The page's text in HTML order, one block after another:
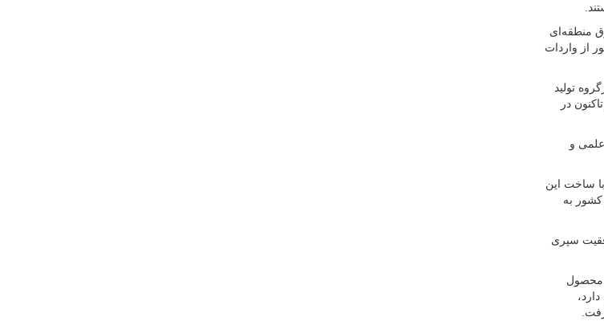
منطقه‌ای
از واردات
تولید
در
علمی و
ساخت این
کشور به
سپری
محصول